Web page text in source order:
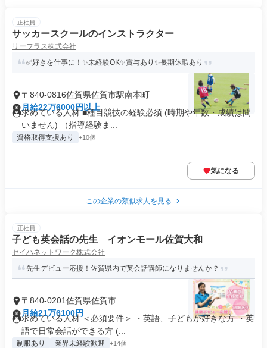
正社員
サッカースクールのインストラクター
リーフラス株式会社
✅好きを仕事に！✨未経験OK✨賞与あり✨長期休暇あり
〒840-0816佐賀県佐賀市駅南本町
月給22万6000円以上
求めている人材 ■種⽬競技の経験必須 (時期や年数・成績は問
いません) （指導経験ま...
資格取得支援あり +10個
気になる
この企業の類似求人を見る
正社員
子ども英会話の先生 イオンモール佐賀大和
セイハネットワーク株式会社
先生デビュー応援！佐賀県内で英会話講師になりませんか？
〒840-0201佐賀県佐賀市
月給21万6100円
求めている人材 ＜必須要件＞ ・英語、子どもが好きな方 ・英
語で日常会話ができる方 (...
制服あり 業界未経験歓迎 +14個